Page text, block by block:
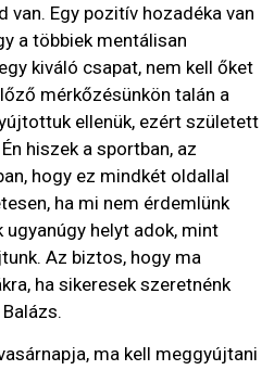
van. Egy pozitív hozadéka van
a többiek mentálisan
kiváló csapat, nem kell őket
mérkőzésünkön talán a
ellenük, ezért született
hiszek a sportban, az
hogy ez mindkét oldallal
ha mi nem érdemlünk
ugyanúgy helyt adok, mint
Az biztos, hogy ma
ha sikeresek szeretnénk
ma kell meggyújtani